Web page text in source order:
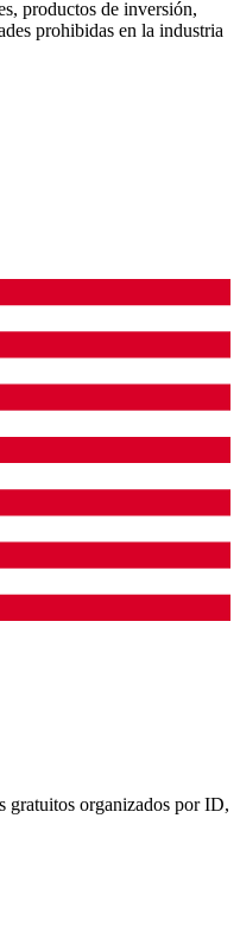
productos de inversión,
prohibidas en la industria
gratuitos organizados por ID,